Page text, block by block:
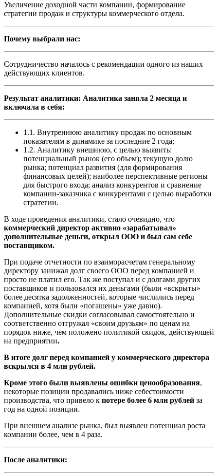
Увеличение доходной части компании, формирование
стратегии продаж и структуры коммерческого отдела.
Почему выбрали нас:
Сотрудничество началось с рекомендации одного из наших
действующих клиентов.
Результат аналитики: Аналитика заняла 2 месяца и
включала в себя:
1.1. Внутреннюю аналитику продаж по основным
показателям в динамике за последние 2 года;
1.2. Аналитику внешнюю, с целью выявить:
потенциальный рынок (его объем); текущую долю
рынка; потенциал развития (для формирования
финансовых целей); наиболее перспективные регионы
для быстрого входа; анализ конкурентов и сравнение
компании-заказчика с конкурентами с целью выработки
стратегии.
В ходе проведения аналитики, стало очевидно, что
коммерческий директор активно «зарабатывал»
дополнительные деньги, открыл ООО и был сам себе
поставщиком.
При подаче отчетности по взаиморасчетам генеральному
директору занижал долг своего ООО перед компанией и
просто не платил его. Так же поступал и с долгами других
поставщиков и пользовался их деньгами (были «вскрыты»
более десятка задолженностей, которые числились перед
компанией, хотя были «погашены» уже давно).
Дополнительные скидки согласовывал самостоятельно и
соответственно отгружал «своим друзьям» по ценам на
порядок ниже, чем положено политикой скидок, действующей
на предприятии.
В итоге долг перед компанией у коммерческого директора
вскрылся в 4 млн рублей.
Кроме этого были выявлены ошибки ценообразования,
некоторые позиции продавались ниже себестоимости
производства, что привело к потере более 6 млн рублей за
год на одной позиции.
При внешнем анализе рынка, был выявлен потенциал роста
компании более, чем в 4 раза.
После аналитики: